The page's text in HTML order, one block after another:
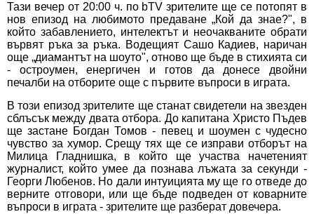
Тази вечер от 20:00 ч. по bTV зрителите ще се потопят в
нов епизод на любимото предаване „Кой да знае?", в
който забавлението, интелектът и неочакваните обрати
вървят ръка за ръка. Водещият Сашо Кадиев, наричан
още „диамантът на шоуто", отново ще бъде в стихията си
- остроумен, енергичен и готов да донесе двойни
печалби на отборите още с първите въпроси в играта.
В този епизод зрителите ще станат свидетели на звезден
сблъсък между двата отбора. До капитана Христо Пъдев
ще застане Богдан Томов - певец и шоумен с чудесно
чувство за хумор. Срещу тях ще се изправи отборът на
Милица Гладнишка, в който ще участва начетеният
журналист, който умее да познава лъжата за секунди -
Георги Любенов. Но дали интуицията му ще го отведе до
верните отговори, или ще бъде подведен от коварните
въпроси в играта - зрителите ще разберат довечера.